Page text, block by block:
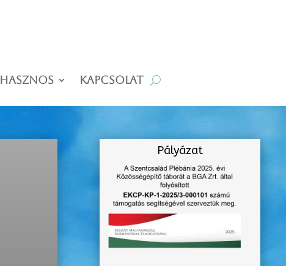
Hasznos Kapcsolat
Pályázat